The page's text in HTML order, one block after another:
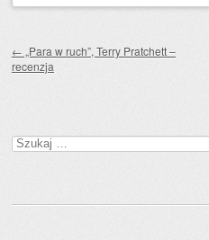
← „Para w ruch”, Terry Pratchett –
recenzja
Szukaj: